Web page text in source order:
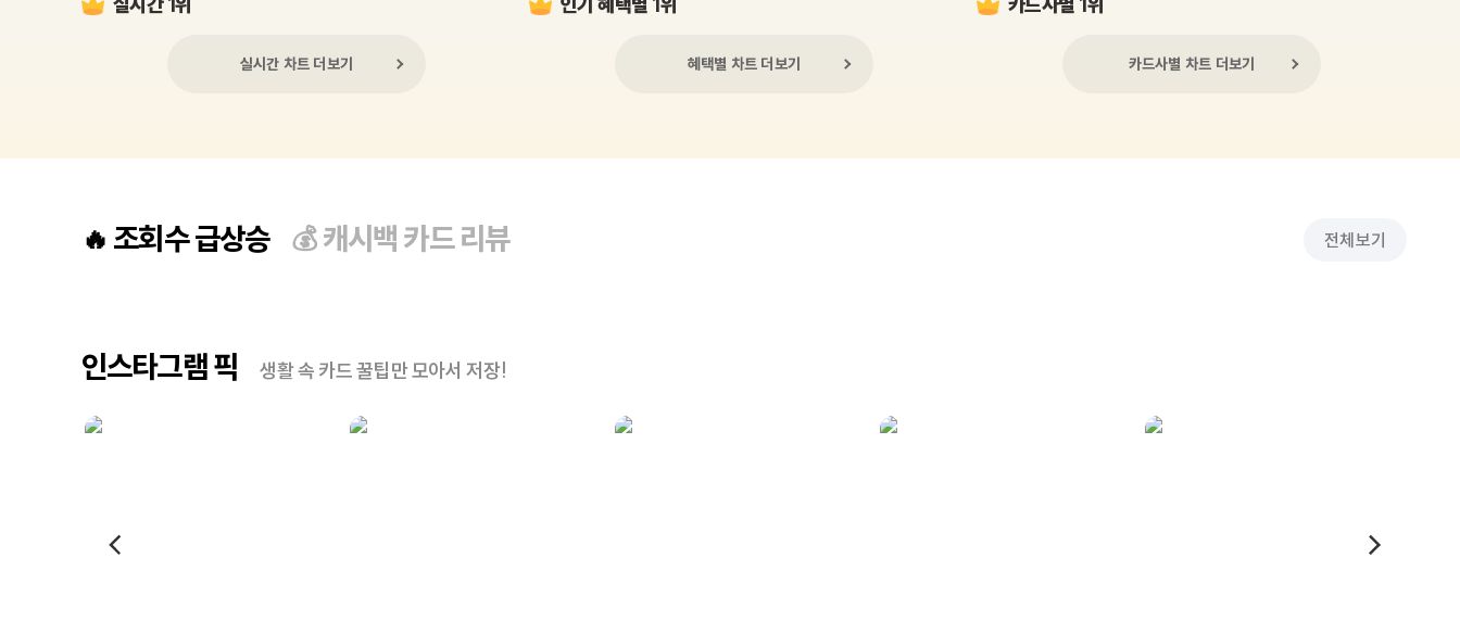
실시간 차트 더보기 혜택별 차트 더보기 카드사별 차트 더보기
🔥 조회수 급상승 💰캐시백 카드 리뷰 전체보기
인스타그램 픽 생활 속 카드 꿀팁만 모아서 저장!